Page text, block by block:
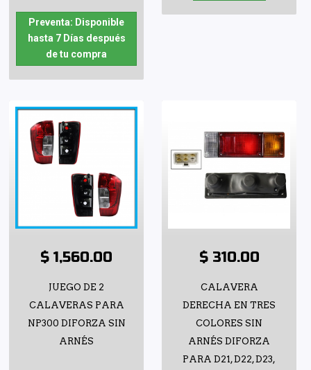
Preventa: Disponible
hasta 7 Días después
de tu compra
$ 1,560.00
JUEGO DE 2
CALAVERAS PARA
NP300 DIFORZA SIN
ARNÉS
$ 310.00
CALAVERA
DERECHA EN TRES
COLORES SIN
ARNÉS DIFORZA
PARA D21, D22, D23,